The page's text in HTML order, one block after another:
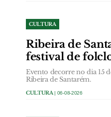
CULTURA
Ribeira de
festival de
Evento decorre no dia 15
Ribeira de Santarém.
CULTURA | 06-08-2026